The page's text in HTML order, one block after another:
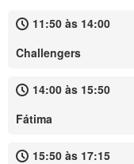
11:50 às 14:00
Challengers
14:00 às 15:50
Fátima
15:50 às 17:15